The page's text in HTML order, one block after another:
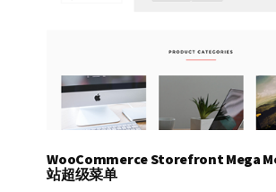
WooCommerce Storefront Mega
站超级菜单